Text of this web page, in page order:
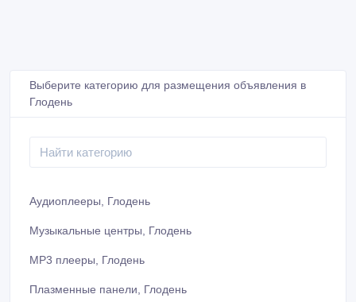
Выберите категорию для размещения объявления в
Глодень
Аудиоплееры, Глодень
Музыкальные центры, Глодень
MP3 плееры, Глодень
Плазменные панели, Глодень